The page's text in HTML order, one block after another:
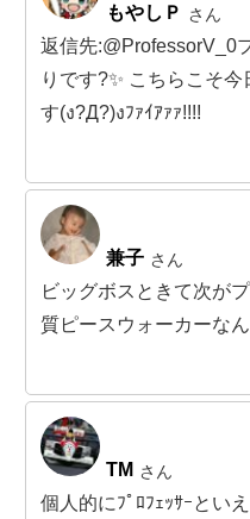
もやしＰ さん
返信先:@ProfessorV_0
りです?✨ こちらこそ
す(ง?Д?)งﾌｧｲｱｧｧ!!!!
兼子 さん
ビッグボスときて次が
質ピースウォーカーな
TM さん
個人的にﾌﾟﾛﾌｪｯｻｰといえ